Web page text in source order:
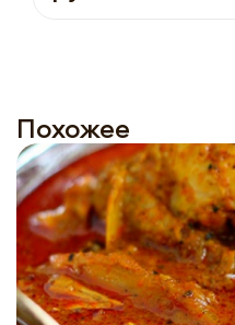
Похожее